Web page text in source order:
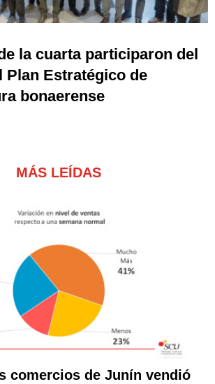
la cuarta participaron del
Plan Estratégico de
bonaerense
MÁS LEÍDAS
comercios de Junín vendió